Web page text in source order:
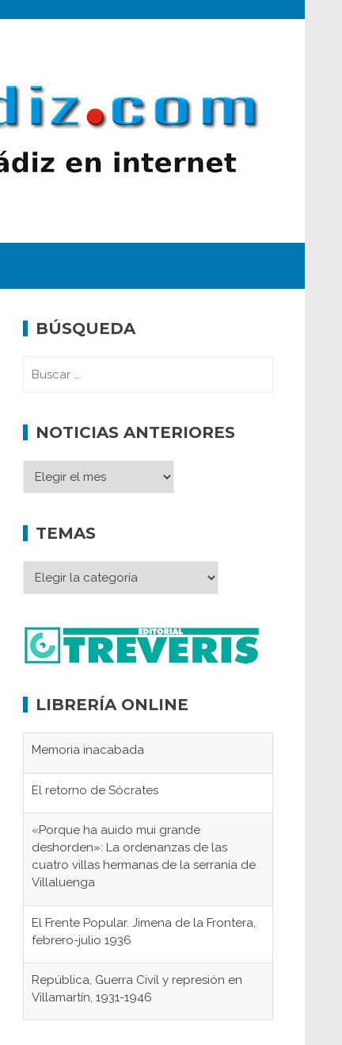
BÚSQUEDA
NOTICIAS ANTERIORES
TEMAS
LIBRERÍA ONLINE
Memoria inacabada
El retorno de Sócrates
«Porque ha auido mui grande
deshorden»: La ordenanzas de las
cuatro villas hermanas de la serranía de
Villaluenga
El Frente Popular. Jimena de la Frontera,
febrero-julio 1936
República, Guerra Civil y represión en
Villamartín, 1931-1946